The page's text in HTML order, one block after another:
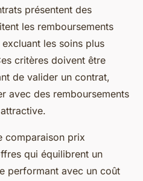
présentent des
les remboursements
les soins plus
critères doivent être
de valider un contrat,
avec des remboursements
comparaison prix
qui équilibrent un
performant avec un coût